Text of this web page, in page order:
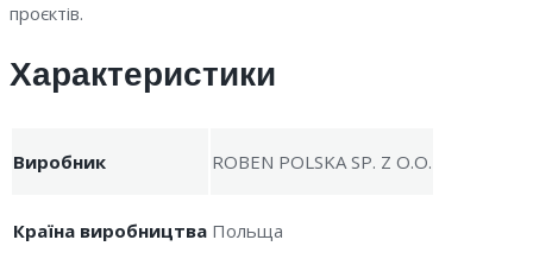
проєктів.
Характеристики
Виробник ROBEN POLSKA SP. Z O.O.
Країна виробництва Польща